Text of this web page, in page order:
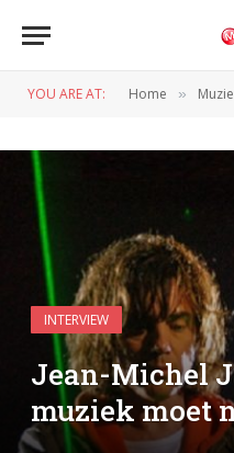
YOU ARE AT: Home »
INTERVIEW
Jean-Michel
muziek moet